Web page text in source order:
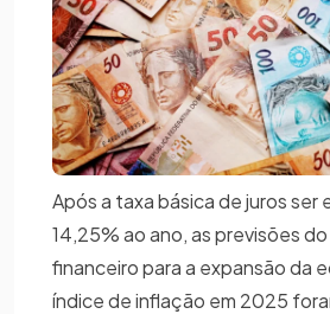
Após a taxa básica de juros ser
14,25% ao ano, as previsões
financeiro para a expansão da
índice de inflação em 2025